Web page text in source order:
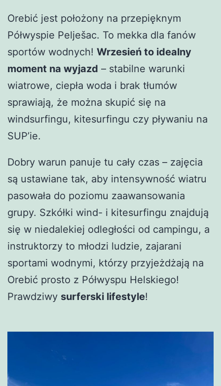
Orebić jest położony na przepięknym
Półwyspie Pelješac. To mekka dla fanów
sportów wodnych! Wrzesień to idealny
moment na wyjazd – stabilne warunki
wiatrowe, ciepła woda i brak tłumów
sprawiają, że można skupić się na
windsurfingu, kitesurfingu czy pływaniu na
SUP’ie.
Dobry warun panuje tu cały czas – zajęcia
są ustawiane tak, aby intensywność wiatru
pasowała do poziomu zaawansowania
grupy. Szkółki wind- i kitesurfingu znajdują
się w niedalekiej odległości od campingu, a
instruktorzy to młodzi ludzie, zajarani
sportami wodnymi, którzy przyjeżdżają na
Orebić prosto z Półwyspu Helskiego!
Prawdziwy surferski lifestyle!